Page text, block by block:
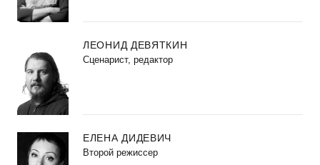
ЛЕОНИД ДЕВЯТКИН
Сценарист, редактор
ЕЛЕНА ДИДЕВИЧ
Второй режиссер